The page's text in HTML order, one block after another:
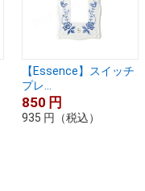
【Essence】スイッチ
プレ...
850 円
935 円 （税込）